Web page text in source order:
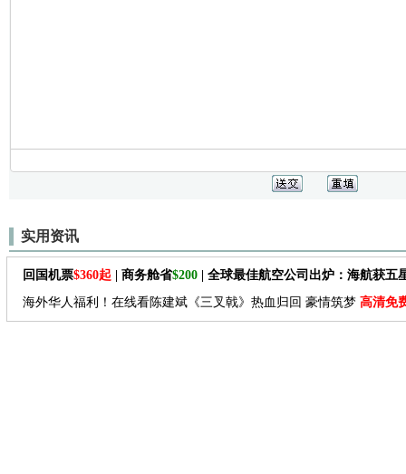
实用资讯
回国机票$360起 | 商务舱省$200 | 全球最佳航空公司出炉：海航获五
海外华人福利！在线看陈建斌《三叉戟》热血归回 豪情筑梦 高清免